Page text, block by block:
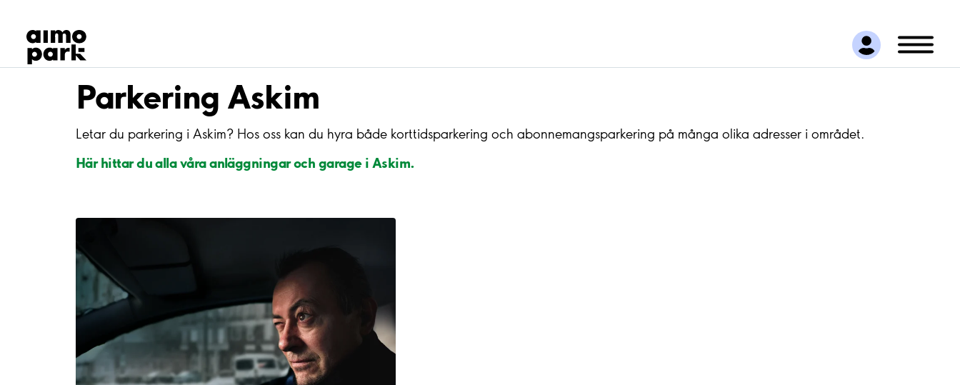
Hitta parkering
Samarbete
Kundservice
Om Aimo Park
Parkering Askim
Letar du parkering i Askim? Hos oss kan du hyra både korttidsparkering och abonnemangsparkering på många olika adresser i området.
Här hittar du alla våra anläggningar och garage i Askim.